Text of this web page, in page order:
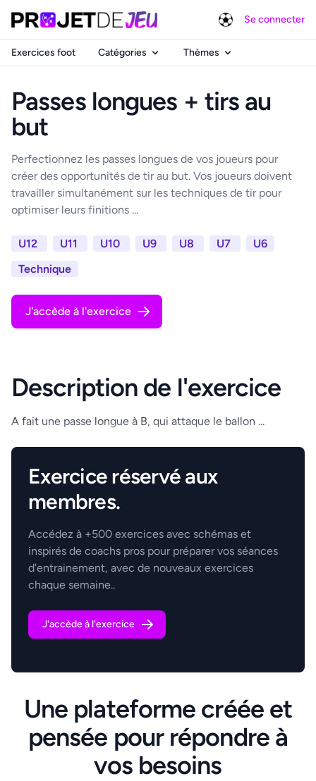
Se connecter
Exercices foot Catégories Thèmes
Passes longues + tirs au
but
Perfectionnez les passes longues de vos joueurs pour
créer des opportunités de tir au but. Vos joueurs doivent
travailler simultanément sur les techniques de tir pour
optimiser leurs finitions ...
U12 U11 U10 U9 U8 U7
U6
Technique
J'accède à l'exercice
Description de l'exercice
A fait une passe longue à B, qui attaque le ballon ...
.
Exercice réservé aux
membres.
Accédez à +500 exercices avec schémas et
inspirés de coachs pros pour préparer vos séances
d'entrainement, avec de nouveaux exercices
chaque semaine..
J'accède à l'exercice
Une plateforme créée et
pensée pour répondre à
vos besoins